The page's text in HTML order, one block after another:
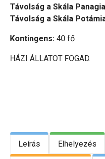
Távolság a Skála
Távolság a Skála
Kontingens: 40 fő
HÁZI ÁLLATOT FOGAD.
Leírás Elhelyezés